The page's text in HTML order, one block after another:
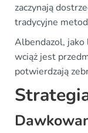
zaczynają
tradycyjne
Albendazol,
wciąż jest
potwierdzają